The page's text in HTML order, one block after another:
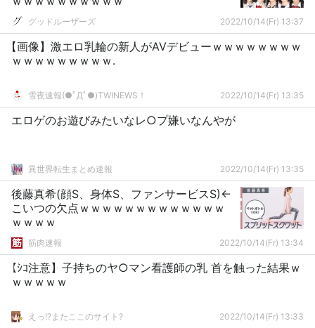
グッドルーザーズ 2022/10/14(Fr) 13:37
【画像】激エロ乳輪の新人がAVデビューｗｗｗｗｗｗｗｗ
ｗｗｗｗｗｗｗｗｗ.
雪夜速報(●ﾟДﾟ●)TWINEWS！ 2022/10/14(Fr) 13:35
エロゲのお遊びみたいなレ○プ嫌いなんやが
異世界転生まとめ速報 2022/10/14(Fr) 13:35
後藤真希(顔S、身体S、ファンサービスS)←
こいつの欠点ｗｗｗｗｗｗｗｗｗｗｗｗｗ
ｗｗｗｗ
筋肉速報 2022/10/14(Fr) 13:34
【ｼｺ注意】子持ちのヤ○マン看護師の乳 首を触った結果ｗ
ｗｗｗｗｗ
えっ!?またここのサイト? 2022/10/14(Fr) 13:33